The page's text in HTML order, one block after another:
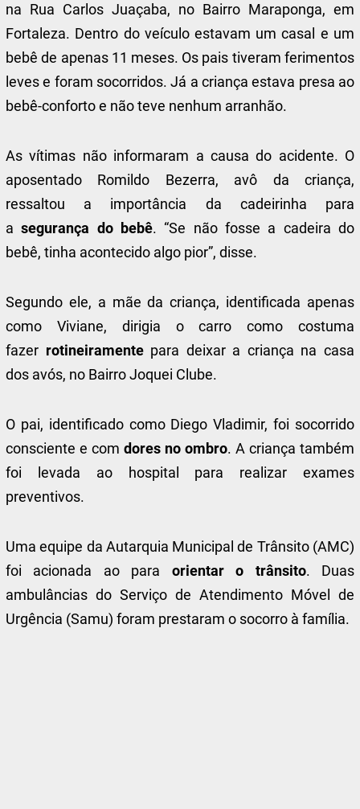
na Rua Carlos Juaçaba, no Bairro Maraponga, em
Fortaleza. Dentro do veículo estavam um casal e um
bebê de apenas 11 meses. Os pais tiveram ferimentos
leves e foram socorridos. Já a criança estava presa ao
bebê-conforto e não teve nenhum arranhão.
As vítimas não informaram a causa do acidente. O
aposentado Romildo Bezerra, avô da criança,
ressaltou a importância da cadeirinha para
asegurança do bebê. “Se não fosse a cadeira do
bebê, tinha acontecido algo pior”, disse.
Segundo ele, a mãe da criança, identificada apenas
como Viviane, dirigia o carro como costuma
fazer rotineiramentepara deixar a criança na casa
dos avós, no Bairro Joquei Clube.
O pai, identificado como Diego Vladimir, foi socorrido
consciente e comdores no ombro. A criança também
foi levada ao hospital para realizar exames
preventivos.
Uma equipe da Autarquia Municipal de Trânsito (AMC)
foi acionada ao para orientar o trânsito. Duas
ambulâncias do Serviço de Atendimento Móvel de
Urgência (Samu) foram prestaram o socorro à família.